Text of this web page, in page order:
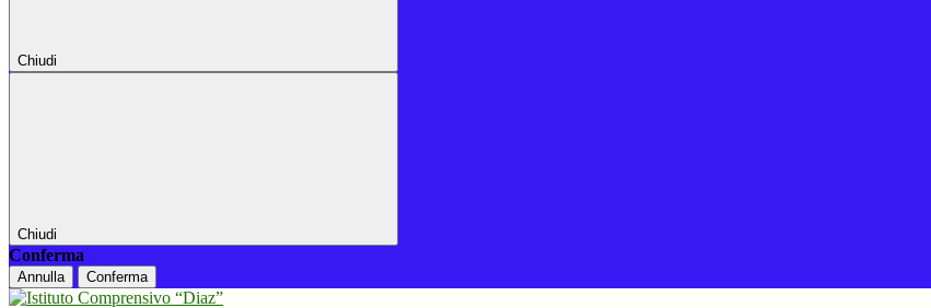
Chiudi
Chiudi
Conferma
Annulla Conferma